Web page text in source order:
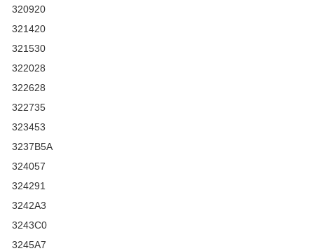
320920
321420
321530
322028
322628
322735
323453
3237B5A
324057
324291
3242A3
3243C0
3245A7